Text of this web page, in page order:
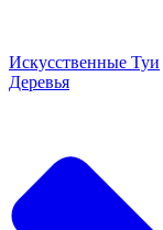
Искусственные Туи
Деревья